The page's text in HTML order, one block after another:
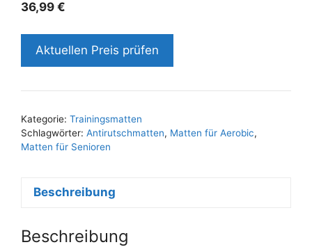
36,99 €
Aktuellen Preis prüfen
Kategorie: Trainingsmatten
Schlagwörter: Antirutschmatten, Matten für Aerobic,
Matten für Senioren
Beschreibung
Beschreibung